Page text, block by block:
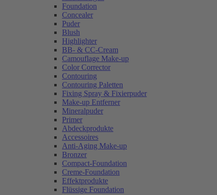
Foundation
Concealer
Puder
Blush
Highlighter
BB- & CC-Cream
Camouflage Make-up
Color Corrector
Contouring
Contouring Paletten
Fixing Spray & Fixierpuder
Make-up Entferner
Mineralpuder
Primer
Abdeckprodukte
Accessoires
Anti-Aging Make-up
Bronzer
Compact-Foundation
Creme-Foundation
Effektprodukte
Flüssige Foundation